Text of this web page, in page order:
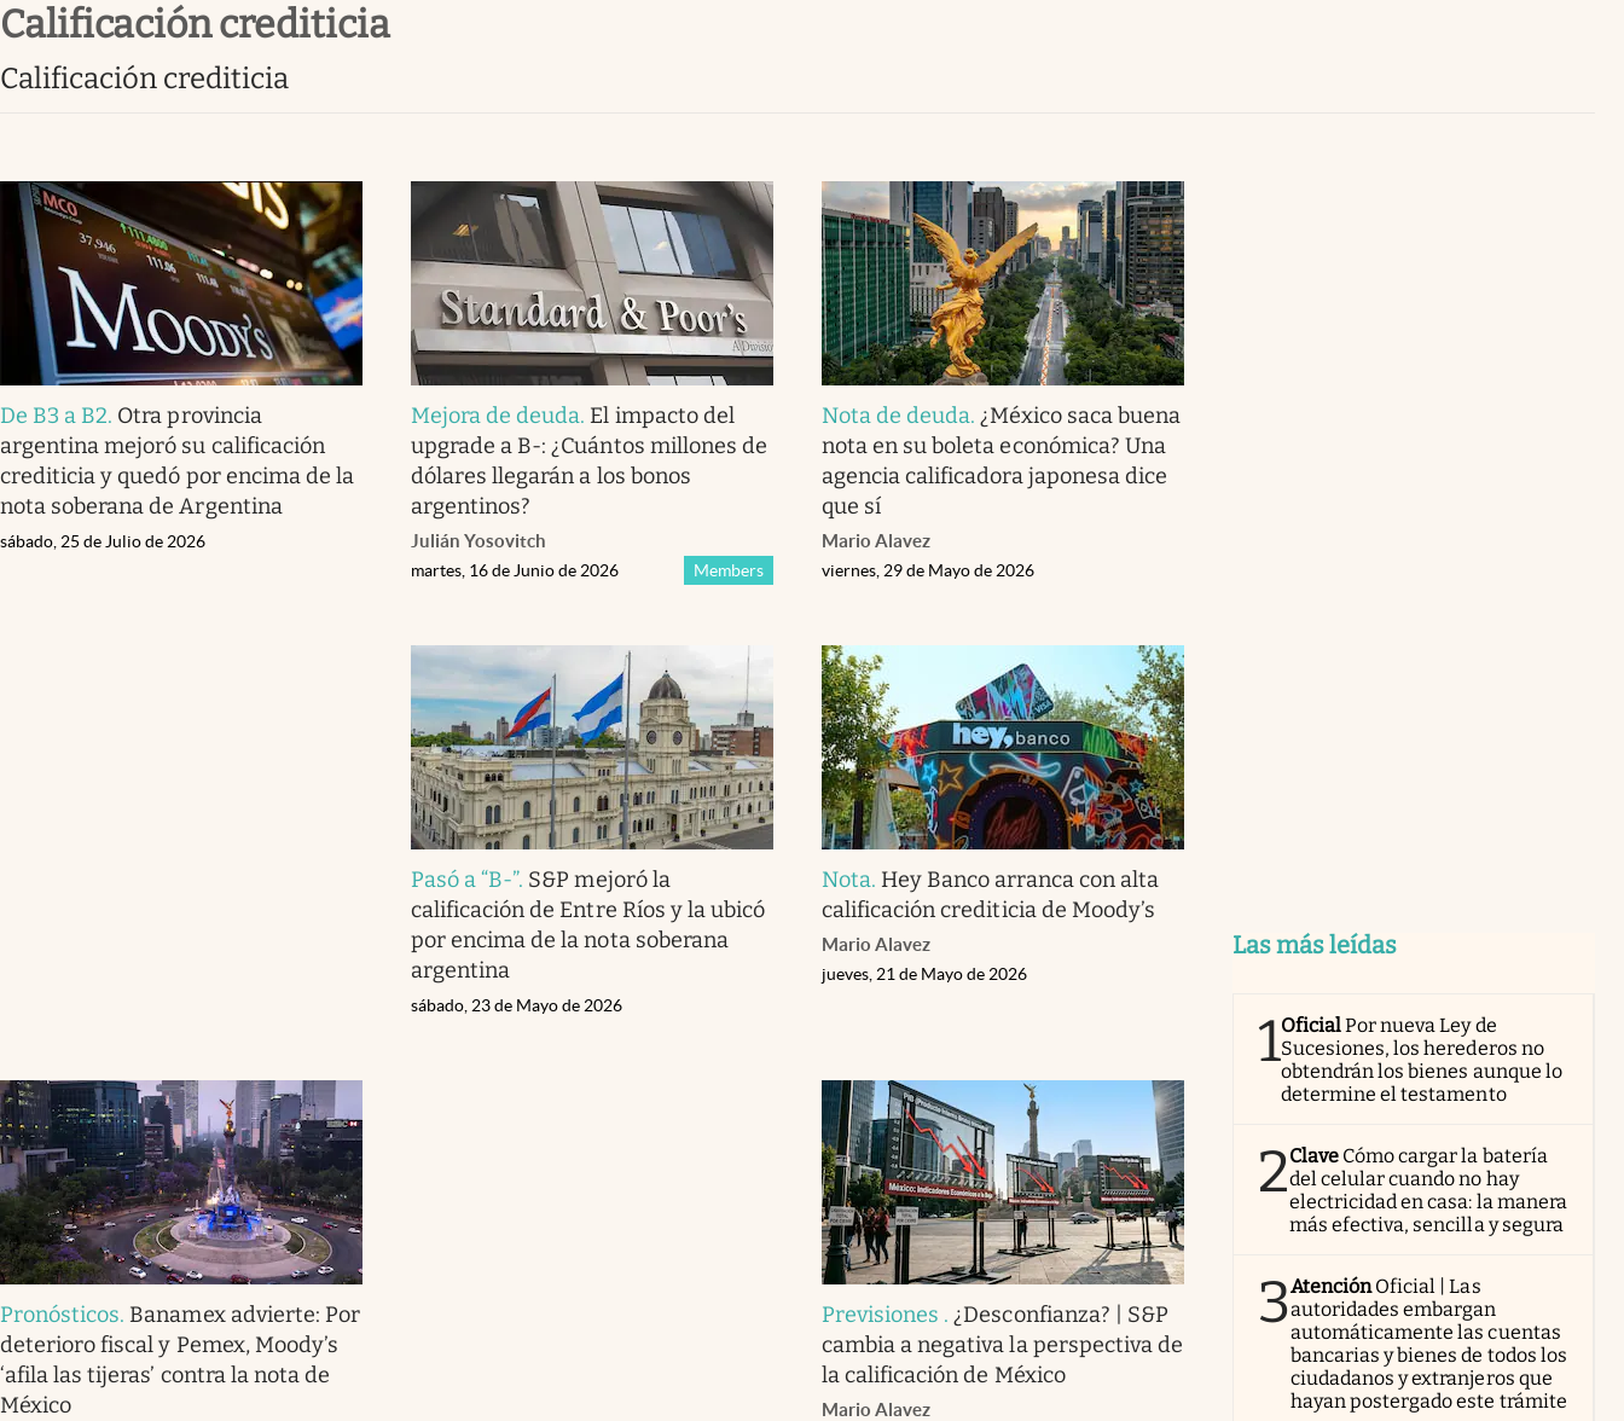
Infotechnology
Eventos Corporativos
El Cronista Studio
Mediakit
abre en nueva pestaña
calificación crediticia
calificación crediticia
De B3 a B2. Otra provincia
argentina mejoró su calificación
crediticia y quedó por encima de la
nota soberana de Argentina
sábado, 25 de Julio de 2026
Mejora de deuda. El impacto del
upgrade a B-: ¿Cuántos millones de
dólares llegarán a los bonos
argentinos?
Julián Yosovitch
Members
martes, 16 de Junio de 2026
Nota de deuda. ¿México saca buena
nota en su boleta económica? Una
agencia calificadora japonesa dice
que sí
Mario Alavez
viernes, 29 de Mayo de 2026
Pasó a “B-”. S&P mejoró la
calificación de Entre Ríos y la ubicó
por encima de la nota soberana
argentina
sábado, 23 de Mayo de 2026
Nota. Hey Banco arranca con alta
calificación crediticia de Moody’s
Mario Alavez
jueves, 21 de Mayo de 2026
Pronósticos. Banamex advierte: Por
deterioro fiscal y Pemex, Moody’s
‘afila las tijeras’ contra la nota de
México
Previsiones . ¿Desconfianza? | S&P
cambia a negativa la perspectiva de
la calificación de México
Mario Alavez
Las más leídas
1OficialPor nueva Ley de
Sucesiones, los herederos no
obtendrán los bienes aunque lo
determine el testamento
2Clave Cómo cargar la batería
del celular cuando no hay
electricidad en casa: la manera
más efectiva, sencilla y segura
3AtenciónOficial | Las
autoridades embargan
automáticamente las cuentas
bancarias y bienes de todos los
ciudadanos y extranjeros que
hayan postergado este trámite